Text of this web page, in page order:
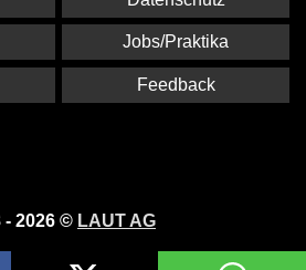
- 2026 © LAUT AG
Jobs/Praktika
Feedback